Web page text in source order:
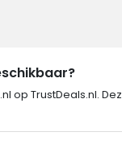
op TrustDeals.nl.